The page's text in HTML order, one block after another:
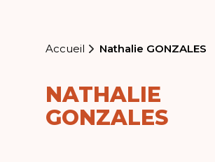
Accueil Nathalie GONZALES
NATHALIE
GONZALES